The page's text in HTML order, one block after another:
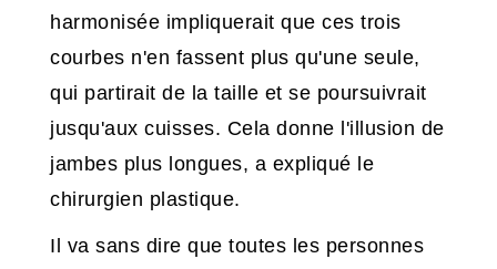
harmonisée impliquerait que ces trois
courbes n'en fassent plus qu'une seule,
qui partirait de la taille et se poursuivrait
jusqu'aux cuisses. Cela donne l'illusion de
jambes plus longues, a expliqué le
chirurgien plastique.
Il va sans dire que toutes les personnes